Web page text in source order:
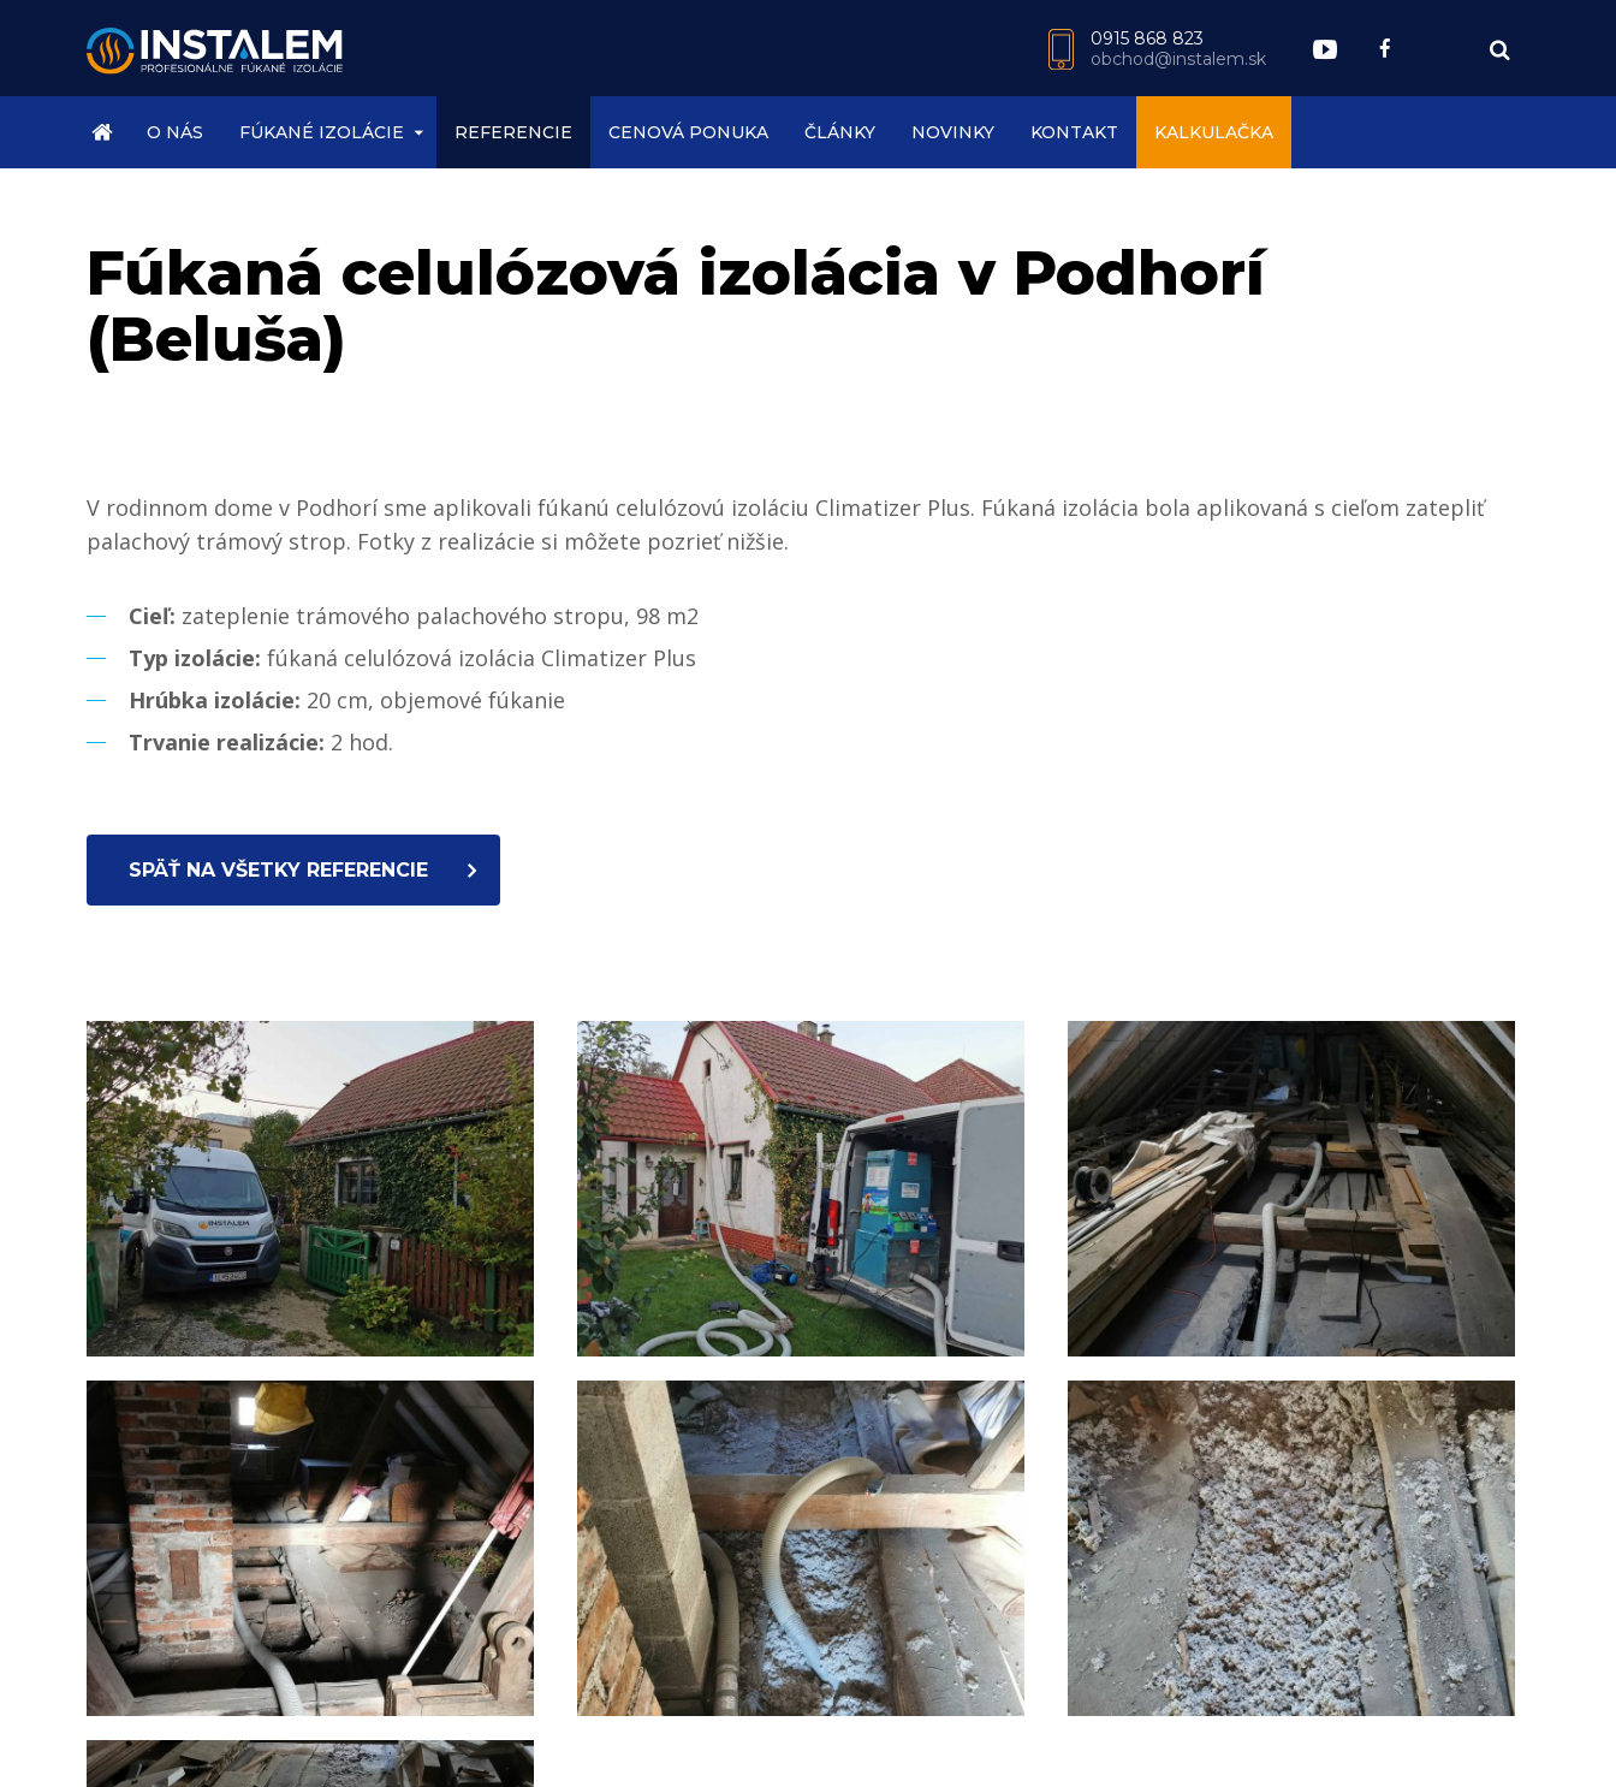
ÚVOD O NÁS FÚKANÉ IZOLÁCIE REFERENCIE CENOVÁ PONUKA ČLÁNKY NOVINKY KONTAKT KALKULAČKA
0915 868 823
obchod@instalem.sk
Fúkaná celulózová izolácia v Podhorí
(Beluša)
V rodinnom dome v Podhorí sme aplikovali fúkanú celulózovú izoláciu Climatizer Plus. Fúkaná izolácia bola aplikovaná s cieľom zatepliť
palachový trámový strop. Fotky z realizácie si môžete pozrieť nižšie.
Cieľ: zateplenie trámového palachového stropu, 98 m2
Typ izolácie: fúkaná celulózová izolácia Climatizer Plus
Hrúbka izolácie: 20 cm, objemové fúkanie
Trvanie realizácie: 2 hod.
SPÄŤ NA VŠETKY REFERENCIE